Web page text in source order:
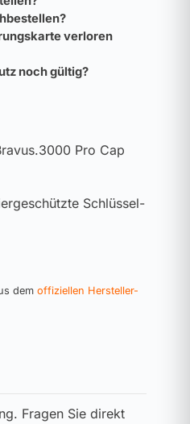
verloren
noch gültig?
Pro Cap
Schlüssel-
dem offiziellen Hersteller-
Fragen Sie direkt